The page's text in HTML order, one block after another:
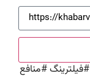
#فیلترینگ#منافع